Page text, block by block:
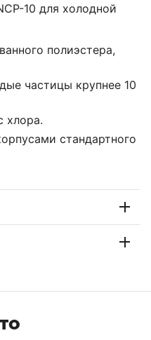
10 для холодной
полиэстера,
частицы крупнее 10
хлора.
стандартного